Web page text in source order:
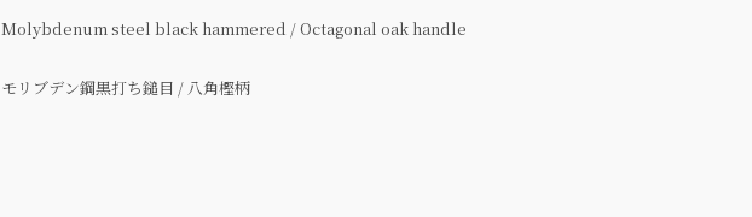
Molybdenum steel black hammered / Octagonal oak handle
モリブデン鋼黒打ち鎚目 / 八角樫柄